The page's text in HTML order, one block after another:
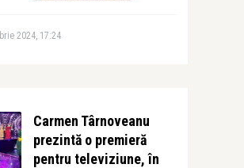
2024, 17:24
Carmen Târnoveanu
prezintă o premieră
pentru televiziune, în